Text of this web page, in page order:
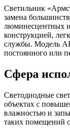
Светильник
замена
люминесцентных
конструкцией,
службы. Модель
постоянного или
Сфера
Светодиодные
объектах с
влажностью и
таких помещений